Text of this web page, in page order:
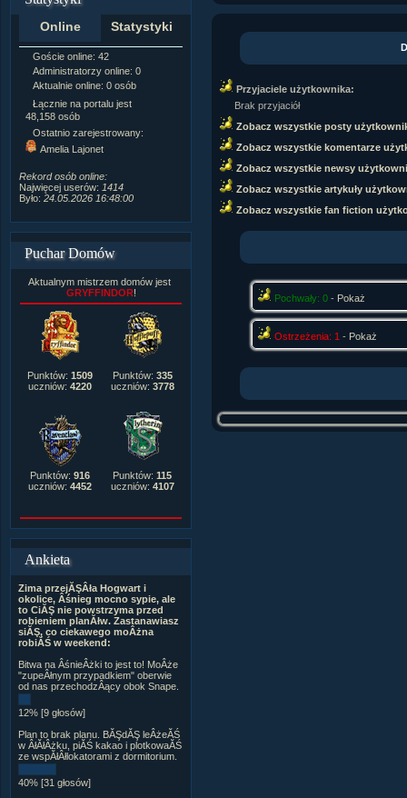
Online Statystyki
Goście online: 42
Administratorzy online: 0
Aktualnie online: 0 osób
Łącznie na portalu jest
48,158 osób
Ostatnio zarejestrowany:
Amelia Lajonet
Rekord osób online:
Najwięcej userów: 1414
Było: 24.05.2026 16:48:00
Napisanych artykułów:
Zdjęć w galerii:21,490
Tematów na forum: 3,921
Postów na forum:
Komentarzy do materiałów:
222,019
3,327
Wlepionych ostrzeżeń:4,170
Puchar Domów
Aktualnym mistrzem domów jest
GRYFFINDOR!
Punktów: 1509
uczniów: 4220
Punktów: 335
uczniów: 3778
Punktów: 916
uczniów: 4452
Punktów: 115
uczniów: 4107
Ankieta
Zima przejĂŞÂła Hogwart i
okolice, Âśnieg mocno sypie, ale
to CiĂŞ nie powstrzyma przed
robieniem planĂłw. Zastanawiasz
siĂŞ, co ciekawego moÂżna
robiĂŚ w weekend:
Bitwa na ÂśnieÂżki to jest to! MoÂże
"zupeÂłnym przypadkiem" oberwie
od nas przechodzÂący obok Snape.
12% [9 głosów]
Plan to brak planu. BĂŞdĂŞ leÂżeĂŚ
w ÂłĂłÂżku, piĂŚ kakao i plotkowaĂŚ
ze wspĂłÂłlokatorami z dormitorium.
40% [31 głosów]
Przyjaciele użytkownika:
Brak przyjaciół
Zobacz wszystkie posty
Zobacz wszystkie komentarze
Zobacz wszystkie newsy
Zobacz wszystkie artykuły
Zobacz wszystkie fan fiction
Pochwały: 0- Pokaż
Ostrzeżenia: 1 - Pokaż